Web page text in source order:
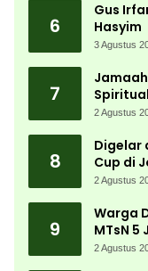
6
Gus
Hasyim
3 Agustus
7
2 Agustus
8
Digelar
Cup di
2 Agustus
9
Warga
MTsN
2 Agustus